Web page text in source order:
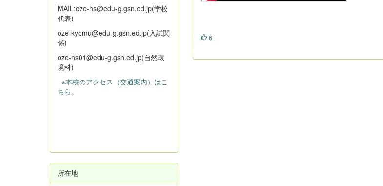
6
MAIL:oze-hs@edu-g.gsn.ed.jp(学校
代表)
oze-kyomu@edu-g.gsn.ed.jp(入試関
係)
oze-hs01@edu-g.gsn.ed.jp(自然環
境科)
※本校のアクセス（交通案内）はこ
ちら。
所在地